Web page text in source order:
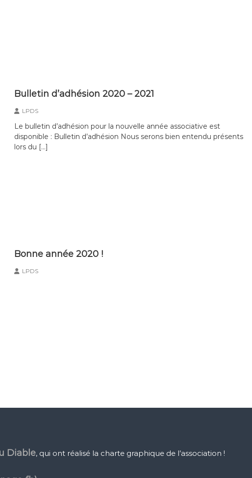
Bulletin d’adhésion 2020 – 2021
LPDS
Le bulletin d’adhésion pour la nouvelle année associative est
disponible : Bulletin d’adhésion Nous serons bien entendu présents
lors du […]
Bonne année 2020 !
LPDS
Diable, qui ont réalisé la charte graphique de l’association !